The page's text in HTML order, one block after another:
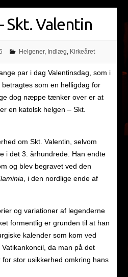
Skt. Valentin
Helgener, Indlæg, Kirkeåret
par i dag Valentinsdag, som i
som en helligdag for
dog næppe tænker over er at
en katolsk helgen – Skt.
om Skt. Valentin, selvom
i det 3. århundrede. Han endte
og blev begravet ved den
, i den nordlige ende af
og variationer af legenderne
formentlig er grunden til at han
kalender som kom ved
da man på det
stor usikkerhed omkring hans